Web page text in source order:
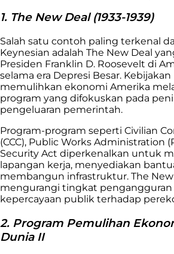
1. The New Deal (1933-1939)
Salah satu contoh paling terkenal
Keynesian adalah The New Deal
Presiden Franklin D. Roosevelt di
selama era Depresi Besar.
memulihkan ekonomi Amerika
program yang difokuskan pada
pengeluaran pemerintah.
Program-program seperti Civilian
(CCC), Public Works Administration
Security Act diperkenalkan untuk
lapangan kerja, menyediakan
membangun infrastruktur. The New
mengurangi tingkat
kepercayaan publik terhadap
2. Program Pemulihan
Dunia II